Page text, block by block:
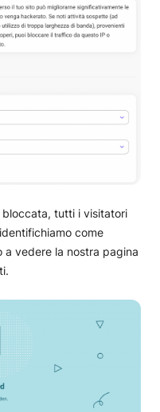
bloccata, tutti i visitatori
come
a vedere la nostra pagina